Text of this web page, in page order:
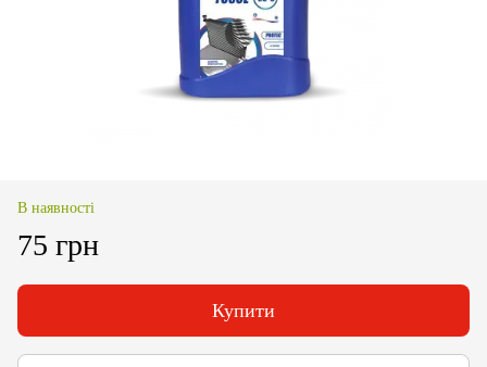
В наявності
75 грн
Купити